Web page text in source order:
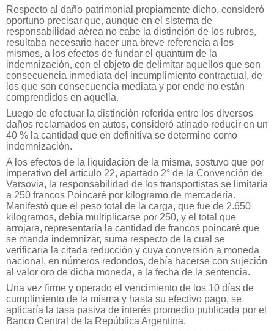
Respecto al daño patrimonial propiamente dicho, consideró
oportuno precisar que, aunque en el sistema de
responsabilidad aérea no cabe la distinción de los rubros,
resultaba necesario hacer una breve referencia a los
mismos, a los efectos de fundar el quantum de la
indemnización, con el objeto de delimitar aquellos que son
consecuencia inmediata del incumplimiento contractual, de
los que son consecuencia mediata y por ende no están
comprendidos en aquella.
Luego de efectuar la distinción referida entre los diversos
daños reclamados en autos, consideró atinado reducir en un
40 % la cantidad que en definitiva se determine como
indemnización.
A los efectos de la liquidación de la misma, sostuvo que por
imperativo del artículo 22, apartado 2° de la Convención de
Varsovia, la responsabilidad de los transportistas se limitaría
a 250 francos Poincaré por kilogramo de mercadería.
Manifestó que el peso total de la carga, que fue de 2.650
kilogramos, debía multiplicarse por 250, y el total que
arrojara, representaría la cantidad de francos poincaré que
se manda indemnizar, suma respecto de la cual se
verificaría la citada reducción y cuya conversión a moneda
nacional, en números redondos, debía hacerse con sujeción
al valor oro de dicha moneda, a la fecha de la sentencia.
Una vez firme y operado el vencimiento de los 10 días de
cumplimiento de la misma y hasta su efectivo pago, se
aplicaría la tasa pasiva de interés promedio publicada por el
Banco Central de la República Argentina.